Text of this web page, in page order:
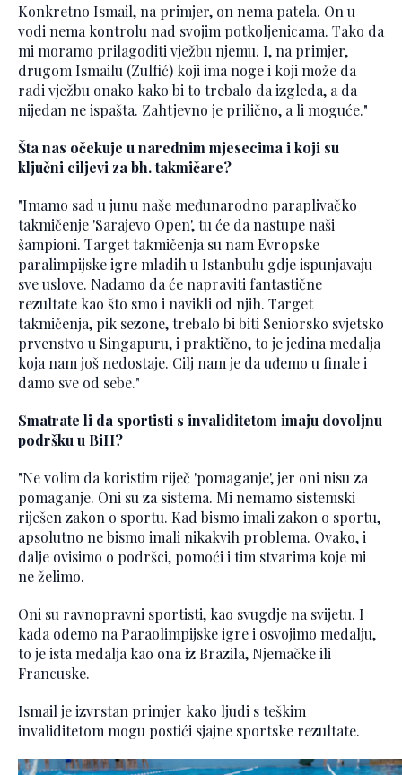
Konkretno Ismail, na primjer, on nema patela. On u
vodi nema kontrolu nad svojim potkoljenicama. Tako da
mi moramo prilagoditi vježbu njemu. I, na primjer,
drugom Ismailu (Zulfić) koji ima noge i koji može da
radi vježbu onako kako bi to trebalo da izgleda, a da
nijedan ne ispašta. Zahtjevno je prilično, a li moguće."
Šta nas očekuje u narednim mjesecima i koji su
ključni ciljevi za bh. takmičare?
"Imamo sad u junu naše međunarodno paraplivačko
takmičenje 'Sarajevo Open', tu će da nastupe naši
šampioni. Target takmičenja su nam Evropske
paralimpijske igre mladih u Istanbulu gdje ispunjavaju
sve uslove. Nadamo da će napraviti fantastične
rezultate kao što smo i navikli od njih. Target
takmičenja, pik sezone, trebalo bi biti Seniorsko svjetsko
prvenstvo u Singapuru, i praktično, to je jedina medalja
koja nam još nedostaje. Cilj nam je da uđemo u finale i
damo sve od sebe."
Smatrate li da sportisti s invaliditetom imaju dovoljnu
podršku u BiH?
"Ne volim da koristim riječ 'pomaganje', jer oni nisu za
pomaganje. Oni su za sistema. Mi nemamo sistemski
riješen zakon o sportu. Kad bismo imali zakon o sportu,
apsolutno ne bismo imali nikakvih problema. Ovako, i
dalje ovisimo o podršci, pomoći i tim stvarima koje mi
ne želimo.
Oni su ravnopravni sportisti, kao svugdje na svijetu. I
kada odemo na Paraolimpijske igre i osvojimo medalju,
to je ista medalja kao ona iz Brazila, Njemačke ili
Francuske.
Ismail je izvrstan primjer kako ljudi s teškim
invaliditetom mogu postići sjajne sportske rezultate.